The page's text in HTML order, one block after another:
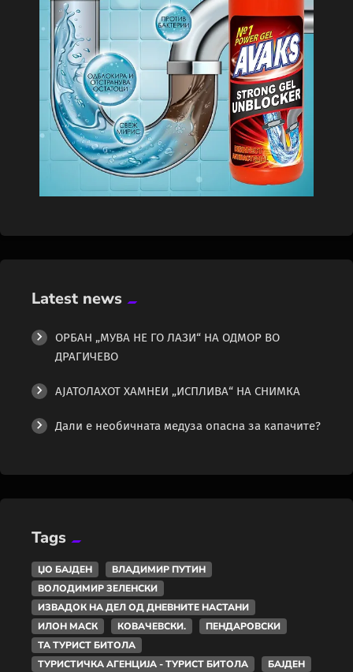
Latest news
ОРБАН „МУВА НЕ ГО ЛАЗИ“ НА ОДМОР ВО
ДРАГИЧЕВО
АЈАТОЛАХОТ ХАМНЕИ „ИСПЛИВА“ НА СНИМКА
Дали е необичната медуза опасна за капачите?
Tags
ЏО БАЈДЕН
ВЛАДИМИР ПУТИН
ВОЛОДИМИР ЗЕЛЕНСКИ
ИЗВАДОК НА ДЕЛ ОД ДНЕВНИТЕ НАСТАНИ
ИЛОН МАСК
КОВАЧЕВСКИ.
ПЕНДАРОВСКИ
ТА ТУРИСТ БИТОЛА
ТУРИСТИЧКА АГЕНЦИЈА - ТУРИСТ БИТОЛА
БАЈДЕН